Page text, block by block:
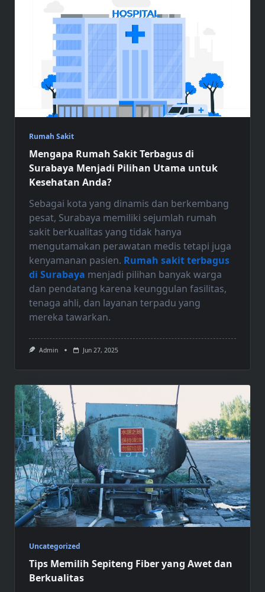
Rumah Sakit
Mengapa Rumah Sakit Terbagus di
Surabaya Menjadi Pilihan Utama untuk
Kesehatan Anda?
Sebagai kota yang dinamis dan berkembang
pesat, Surabaya memiliki sejumlah rumah
sakit berkualitas yang tidak hanya
mengutamakan perawatan medis tetapi juga
kenyamanan pasien. Rumah sakit terbagus
di Surabaya menjadi pilihan banyak warga
dan pendatang karena keunggulan fasilitas,
tenaga ahli, dan layanan terpadu yang
mereka tawarkan.
Admin Jun 27, 2025
Uncategorized
Tips Memilih Sepiteng Fiber yang Awet dan
Berkualitas